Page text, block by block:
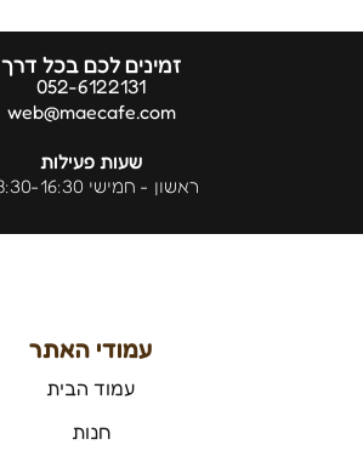
זמינים לכם בכל דרך
052-6122131
web@maecafe.com
שעות פעילות
ראשון - חמישי 08:30-16:30
עמודי האתר
עמוד הבית
חנות